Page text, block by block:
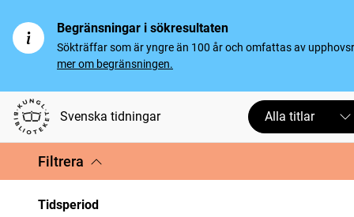
Begränsningar i sökresultaten
Sökträffar som är yngre än 100 år och omfattas av
mer om begränsningen.
Svenska tidningar Alla titlar
Filtrera
Tidsperiod